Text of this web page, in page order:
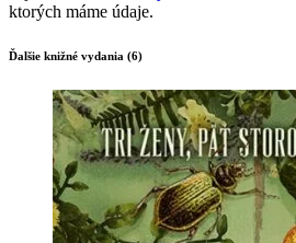
ktorých máme údaje.
Ďalšie knižné vydania (6)